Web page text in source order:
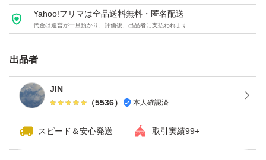
〈原産国〉替刃： アメリカ製
シェービング剤：中国製
#替刃
#Schick HYDRO5
#髭剃り
#カミソリ
Yahoo!フリマは全品送料無料・匿名配送
代金は運営が一旦預かり、評価後、出品者に支払われます
出品者
JIN
（5536） 本人確認済
スピード＆安心発送 取引実績99+